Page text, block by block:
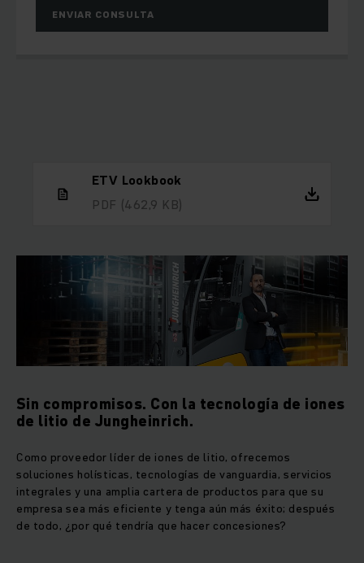
ENVIAR CONSULTA
ETV Lookbook
PDF (462,9 KB)
Sin compromisos. Con la tecnología de iones
de litio de Jungheinrich.
Como proveedor líder de iones de litio, ofrecemos
soluciones holísticas, tecnologías de vanguardia, servicios
integrales y una amplia cartera de productos para que su
empresa sea más eficiente y tenga aún más éxito; después
de todo, ¿por qué tendría que hacer concesiones?